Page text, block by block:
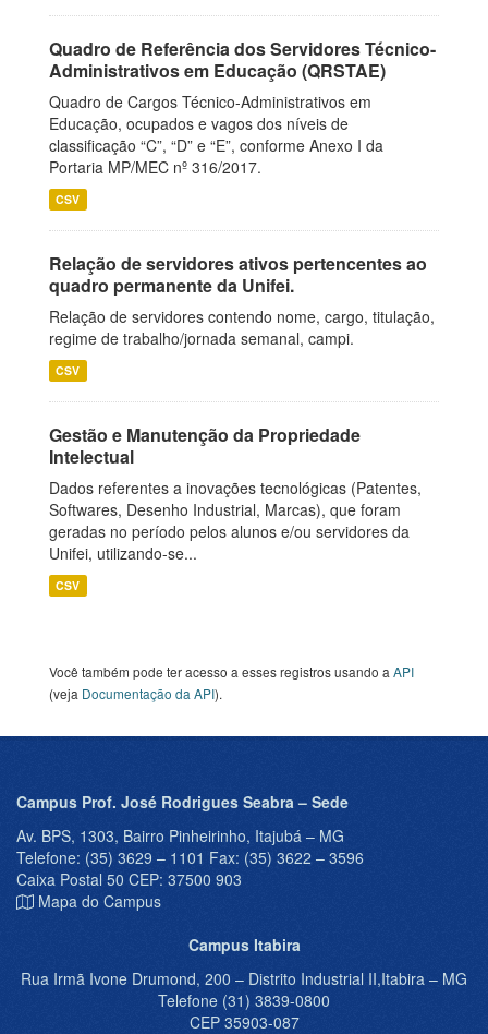
Quadro de Referência dos Servidores Técnico-
Administrativos em Educação (QRSTAE)
Quadro de Cargos Técnico-Administrativos em
Educação, ocupados e vagos dos níveis de
classificação “C”, “D” e “E”, conforme Anexo I da
Portaria MP/MEC nº 316/2017.
CSV
Relação de servidores ativos pertencentes ao
quadro permanente da Unifei.
Relação de servidores contendo nome, cargo, titulação,
regime de trabalho/jornada semanal, campi.
CSV
Gestão e Manutenção da Propriedade
Intelectual
Dados referentes a inovações tecnológicas (Patentes,
Softwares, Desenho Industrial, Marcas), que foram
geradas no período pelos alunos e/ou servidores da
Unifei, utilizando-se...
CSV
Você também pode ter acesso a esses registros usando a API
(veja Documentação da API).
Campus Prof. José Rodrigues Seabra – Sede
Av. BPS, 1303, Bairro Pinheirinho, Itajubá – MG
Telefone: (35) 3629 – 1101 Fax: (35) 3622 – 3596
Caixa Postal 50 CEP: 37500 903
Mapa do Campus
Campus Itabira
Rua Irmã Ivone Drumond, 200 – Distrito Industrial II,Itabira – MG
Telefone (31) 3839-0800
CEP 35903-087